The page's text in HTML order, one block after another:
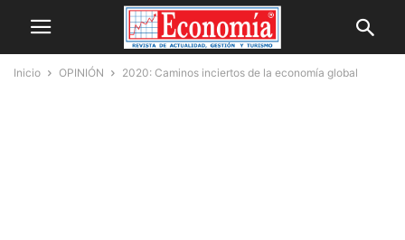
Inicio OPINIÓN 2020: Caminos inciertos de la economía global